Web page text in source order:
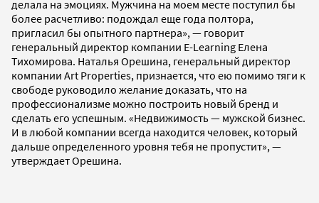
делала на эмоциях. Мужчина на моем месте поступил бы
более расчетливо: подождал еще года полтора,
пригласил бы опытного партнера», — говорит
генеральный директор компании E-Learning Елена
Тихомирова. Наталья Орешина, генеральный директор
компании Art Properties, признается, что ею помимо тяги к
свободе руководило желание доказать, что на
профессионализме можно построить новый бренд и
сделать его успешным. «Недвижимость — мужской бизнес.
И в любой компании всегда находится человек, который
дальше определенного уровня тебя не пропустит», —
утверждает Орешина.